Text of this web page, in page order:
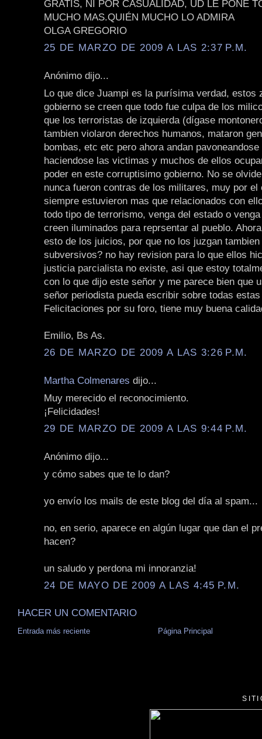
GRATIS, NI POR CASUALIDAD, UD LE PONE
MUCHO MAS.QUIÉN MUCHO LO ADMIRA
OLGA GREGORIO
25 DE MARZO DE 2009 A LAS 2:37 P.M.
Anónimo dijo...
Lo que dice Juampi es la purísima verdad, estos
gobierno se creen que todo fue culpa de los
que los terroristas de izquierda (dígase
tambien violaron derechos humanos, mataron
bombas, etc etc pero ahora andan
haciendose las victimas y muchos de ellos
poder en este corruptisimo gobierno. No se
nunca fueron contras de los militares, muy por el
siempre estuvieron mas que relacionados con
todo tipo de terrorismo, venga del estado o
creen iluminados para reprsentar al pueblo.
esto de los juicios, por que no los juzgan
subversivos? no hay revision para lo que ellos
justicia parcialista no existe, asi que estoy
con lo que dijo este señor y me parece bien que
señor periodista pueda escribir sobre todas
Felicitaciones por su foro, tiene muy buena
Emilio, Bs As.
26 DE MARZO DE 2009 A LAS 3:26 P.M.
Martha Colmenares dijo...
Muy merecido el reconocimiento.
¡Felicidades!
29 DE MARZO DE 2009 A LAS 9:44 P.M.
Anónimo dijo...
y cómo sabes que te lo dan?
yo envío los mails de este blog del día al spam...
no, en serio, aparece en algún lugar que dan el
hacen?
un saludo y perdona mi innoranzia!
24 DE MAYO DE 2009 A LAS 4:45 P.M.
HACER UN COMENTARIO
Entrada más reciente Página Principal